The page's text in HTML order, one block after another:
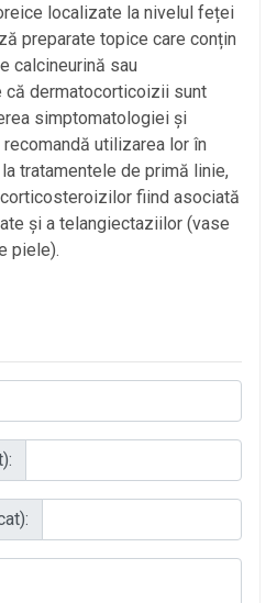
localizate la nivelul feței
preparate topice care conțin
calcineurină sau
dermatocorticoizii sunt
simptomatologiei și
utilizarea lor în
tratamentele de primă linie,
fiind asociată
și a telangiectaziilor (vase
piele).